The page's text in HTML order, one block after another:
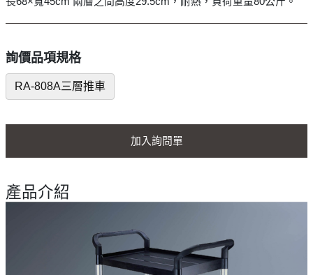
詢價品項規格
RA-808A三層推車
加入詢問單
產品介紹